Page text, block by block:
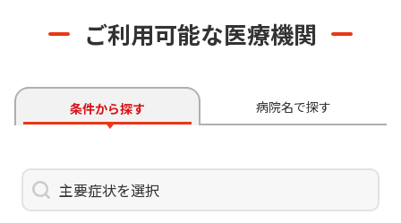
ご利用可能な医療機関
条件から探す 病院名で探す
主要症状を選択